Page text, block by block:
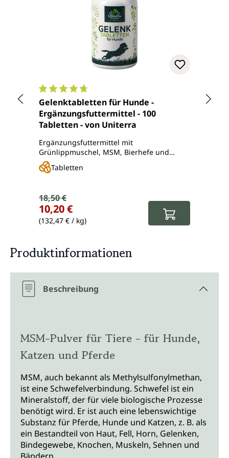
Durchschnittliche Bewertung von 4.7 von 5
Gelenktabletten für Hunde -
Ergänzungsfuttermittel - 100
Tabletten - von Uniterra
Ergänzungsfuttermittel mit
Grünlippmuschel, MSM, Bierhefe und
Teufelskrallenpulver
Tabletten
Verkaufspreis:
Regulärer Preis:
18,50 €
10,20 €
(132,47 € / kg)
Produktinformationen
Beschreibung
MSM-Pulver für Tiere - für Hunde,
Katzen und Pferde
MSM, auch bekannt als Methylsulfonylmethan,
ist eine Schwefelverbindung. Schwefel ist ein
Mineralstoff, der für viele biologische Prozesse
benötigt wird. Er ist auch eine lebenswichtige
Substanz für Pferde, Hunde und Katzen, z. B. als
ein Bestandteil von Haut, Fell, Horn, Gelenken,
Bindegewebe, Knochen, Muskeln, Sehnen und